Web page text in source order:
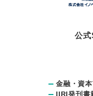
公式
金融・資
IIRI発刊書